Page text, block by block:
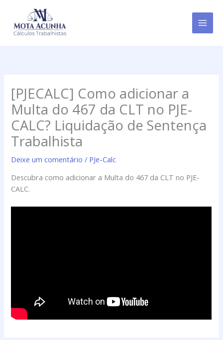
[PJECALC] Como adicionar a
Multa do 467 da CLT no PJE-
CALC? Liquidação de Sentença
Trabalhista
Deixe um comentário / PJe-Calc
Descubra como adicionar a Multa do 467 da CLT no PJE-
CALC.